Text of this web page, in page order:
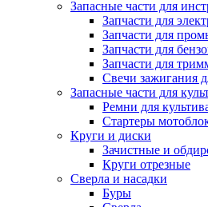
Запасные части для
Запчасти для
Запчасти для
Запчасти для
Запчасти для
Свечи зажигания
Запасные части для
Ремни для
Стартеры
Круги и диски
Зачистные и
Круги отрезные
Сверла и насадки
Буры